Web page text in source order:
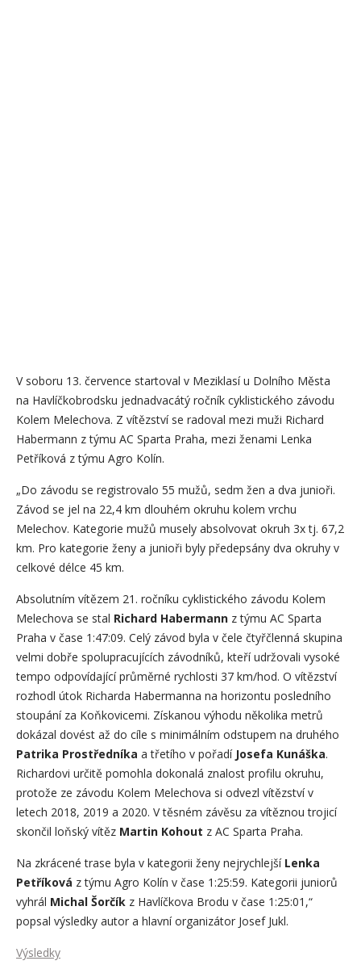
V soboru 13. července startoval v Meziklasí u Dolního Města
na Havlíčkobrodsku jednadvacátý ročník cyklistického závodu
Kolem Melechova. Z vítězství se radoval mezi muži Richard
Habermann z týmu AC Sparta Praha, mezi ženami Lenka
Petříková z týmu Agro Kolín.
„Do závodu se registrovalo 55 mužů, sedm žen a dva junioři.
Závod se jel na 22,4 km dlouhém okruhu kolem vrchu
Melechov. Kategorie mužů musely absolvovat okruh 3x tj. 67,2
km. Pro kategorie ženy a junioři byly předepsány dva okruhy v
celkové délce 45 km.
Absolutním vítězem 21. ročníku cyklistického závodu Kolem
Melechova se stal Richard Habermann z týmu AC Sparta
Praha v čase 1:47:09. Celý závod byla v čele čtyřčlenná skupina
velmi dobře spolupracujících závodníků, kteří udržovali vysoké
tempo odpovídající průměrné rychlosti 37 km/hod. O vítězství
rozhodl útok Richarda Habermanna na horizontu posledního
stoupání za Koňkovicemi. Získanou výhodu několika metrů
dokázal dovést až do cíle s minimálním odstupem na druhého
Patrika Prostředníka a třetího v pořadí Josefa Kunáška.
Richardovi určitě pomohla dokonalá znalost profilu okruhu,
protože ze závodu Kolem Melechova si odvezl vítězství v
letech 2018, 2019 a 2020. V těsném závěsu za vítěznou trojicí
skončil loňský vítěz Martin Kohout z AC Sparta Praha.
Na zkrácené trase byla v kategorii ženy nejrychlejší Lenka
Petříková z týmu Agro Kolín v čase 1:25:59. Kategorii juniorů
vyhrál Michal Šorčík z Havlíčkova Brodu v čase 1:25:01,“
popsal výsledky autor a hlavní organizátor Josef Jukl.
Výsledky